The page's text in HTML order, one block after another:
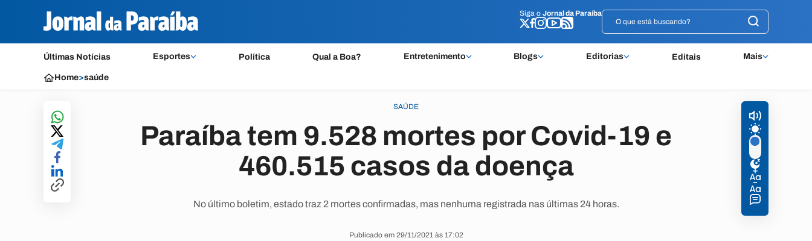
Siga o Jornal da Paraíba
Últimas Notícias Esportes Política Qual a Boa? Entretenimento Blogs Editorias Editais Mais
Siga o Jornal da Paraíba
Home>saúde
SAÚDE
Paraíba tem 9.528 mortes por Covid-19 e
460.515 casos da doença
No último boletim, estado traz 2 mortes confirmadas, mas nenhuma registrada nas últimas 24 horas.
Publicado em 29/11/2021 às 17:02